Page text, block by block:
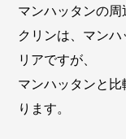
マンハッタンの
クリンは、マン
リアですが、
マンハッタンと
ります。